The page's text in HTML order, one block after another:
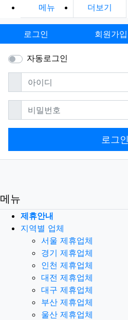
메뉴 더보기
로그인 회원가입
자동로그인
아이디필수
비밀번호필수
로그인
메뉴
제휴안내
지역별 업체
서울 제휴업체
경기 제휴업체
인천 제휴업체
대전 제휴업체
대구 제휴업체
부산 제휴업체
울산 제휴업체